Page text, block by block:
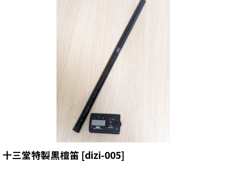
十三堂特製黒檀笛 [dizi-005]